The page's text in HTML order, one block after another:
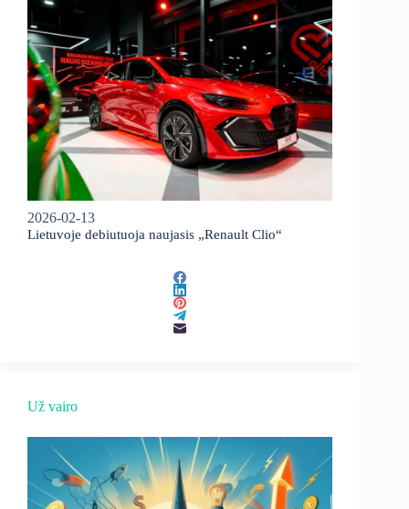
2026-02-13
Lietuvoje debiutuoja naujasis „Renault Clio“
Už vairo